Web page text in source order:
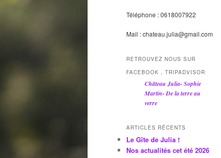
Téléphone : 0618007922
Mail : chateau.julia@gmail.com
RETROUVEZ NOUS SUR
FACEBOOK , TRIPADVISOR
Château Julia- Sophie
Martin- De la terre au
verre
ARTICLES RÉCENTS
Le Gîte de Julia !
Nos actualités cet été 2026